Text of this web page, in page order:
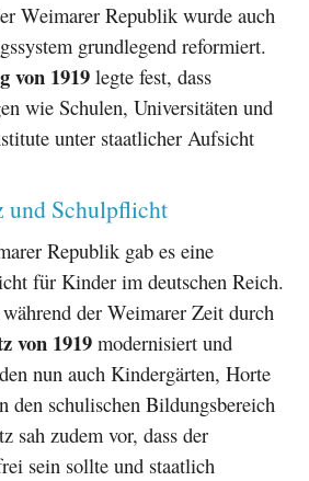
Weimarer Republik wurde auch
grundlegend reformiert.
von 1919legte fest, dass
wie Schulen, Universitäten und
unter staatlicher Aufsicht
und Schulpflicht
Republik gab es eine
für Kinder im deutschen Reich.
der Weimarer Zeit durch
von 1919 modernisiert und
nun auch Kindergärten, Horte
den schulischen Bildungsbereich
sah zudem vor, dass der
sein sollte und staatlich